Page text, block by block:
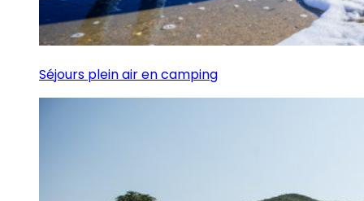
Séjours plein air en camping